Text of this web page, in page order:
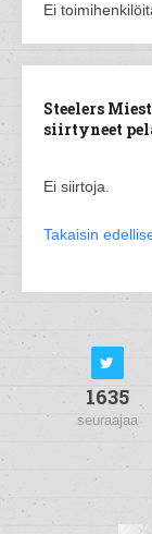
Ei
Steelers
siirtyneet
Ei siirtoja.
Takaisin
1635
seuraajaa